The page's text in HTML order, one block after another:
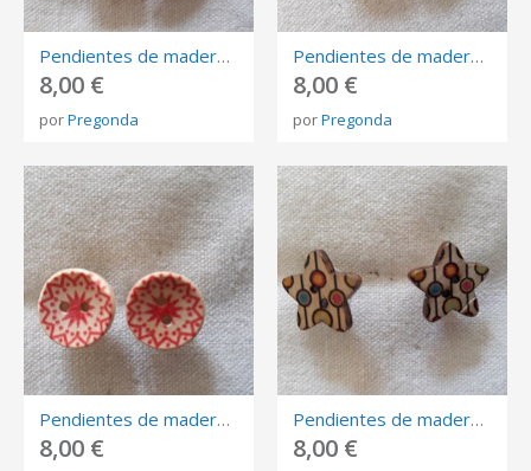
Pendientes de madera redondos pintados con flores verde,amarilla,rosa. Cierre de presión.
8,00 €
porPregonda
Pendientes de madera redondos pintados con lunares beige sobre rojo. Cierre de presión.
8,00 €
porPregonda
Pendientes de madera redondos pintados en tono fucsia. Cierre de presión.
8,00 €
Pendientes de madera forma de estrella, tonos beige, naranja, azul, amarillo. Cierre de presión.
8,00 €